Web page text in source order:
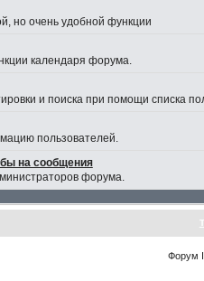
но очень удобной функции
календаря форума.
и поиска при помощи списка
пользователей.
на сообщения
форума.
Форум